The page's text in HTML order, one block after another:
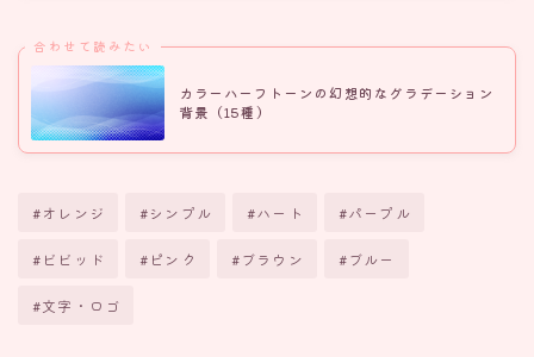
合わせて読みたい
カラーハーフトーンの幻想的なグラデーション
背景（15種）
#オレンジ #シンプル #ハート #パープル
#ビビッド #ピンク #ブラウン #ブルー
#文字・ロゴ